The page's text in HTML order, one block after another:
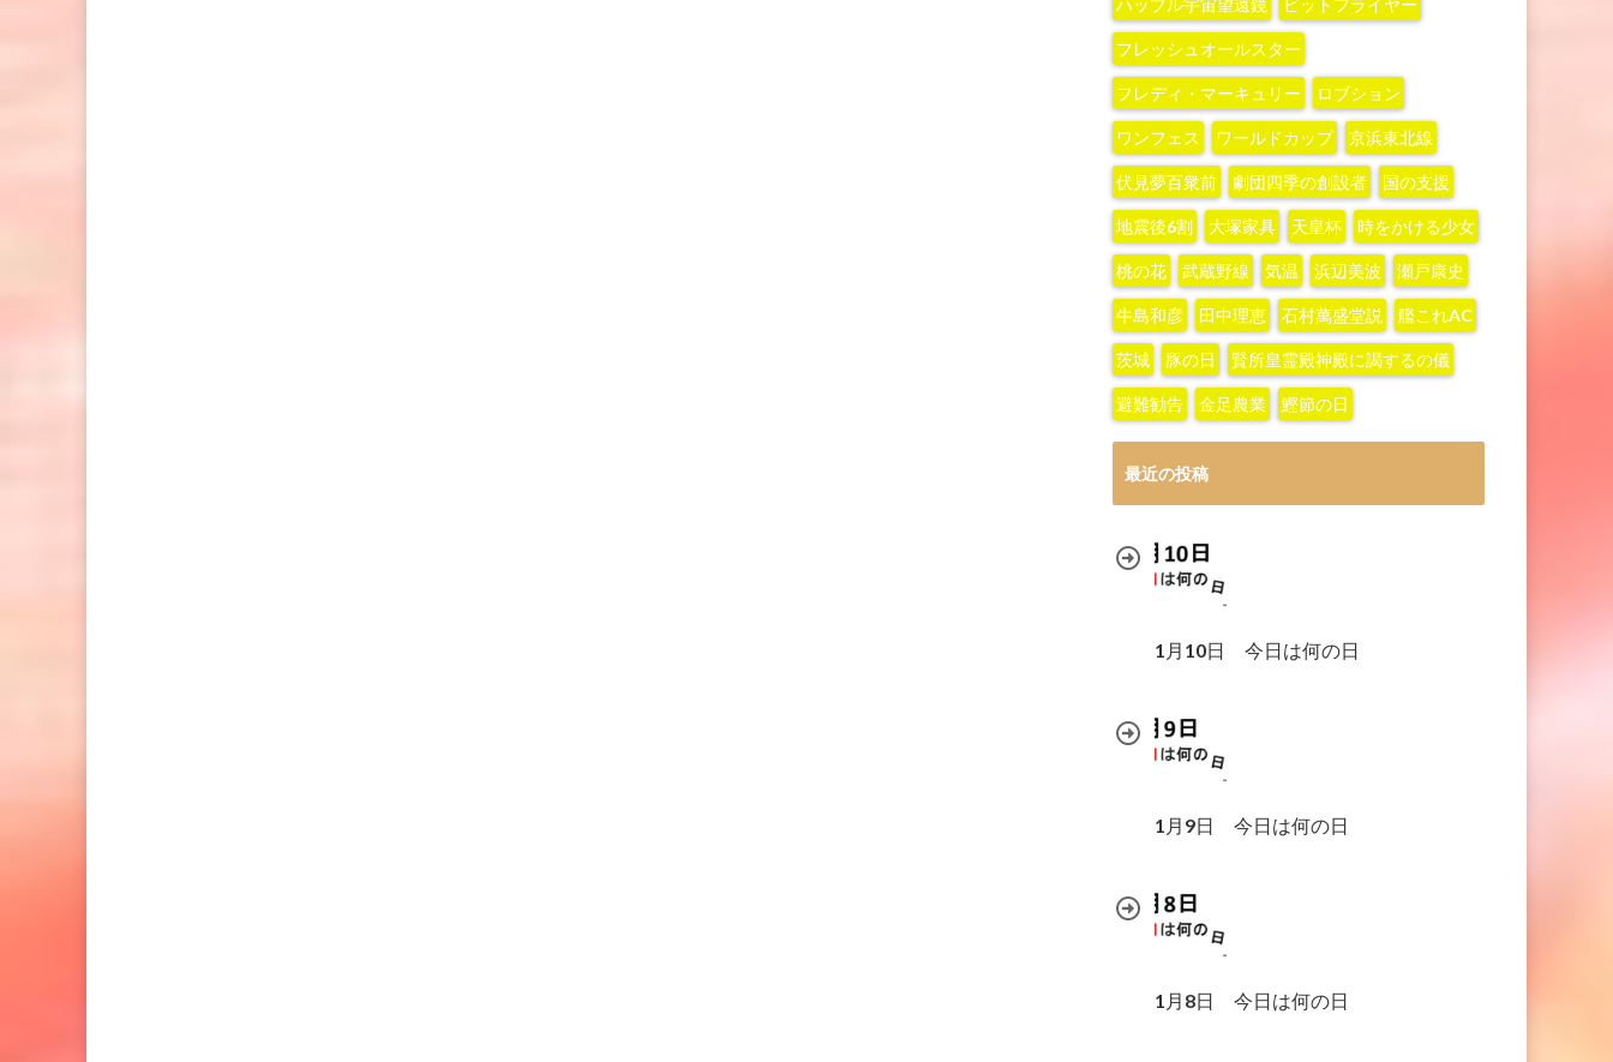
ハッブル宇宙望遠鏡 ビットフライヤー
フレッシュオールスター
フレディ・マーキュリー ロブション
ワンフェス ワールドカップ 京浜東北線
伏見夢百衆前 劇団四季の創設者 国の支援
地震後6割 大塚家具 天皇杯 時をかける少女
桃の花 武蔵野線 気温 浜辺美波 瀬戸康史
牛島和彦 田中理恵 石村萬盛堂説 艦これAC
茨城 豚の日 賢所皇霊殿神殿に謁するの儀
避難勧告 金足農業 鰹節の日
最近の投稿
1月10日 今日は何の日
1月9日 今日は何の日
1月8日 今日は何の日